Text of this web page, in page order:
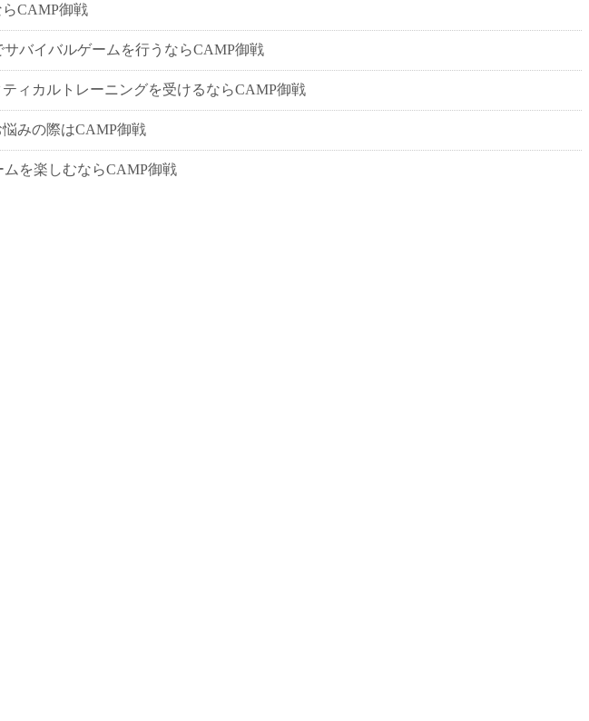
CAMP御戦
バイバルゲームを行うならCAMP御戦
ィカルトレーニングを受けるならCAMP御戦
みの際はCAMP御戦
を楽しむならCAMP御戦